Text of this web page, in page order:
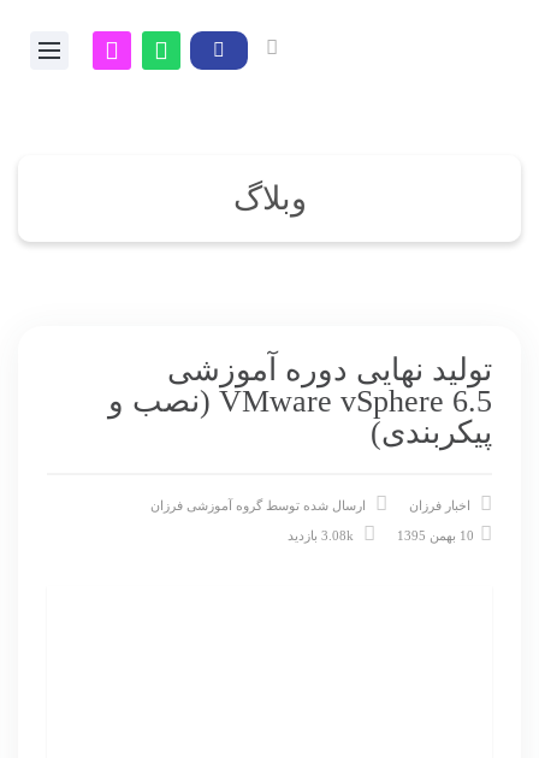
وبلاگ
تولید نهایی دوره آموزشی
VMware vSphere 6.5 (نصب و
پیکربندی)
اخبار فرزان ارسال شده توسط گروه آموزشی فرزان
10 بهمن 1395